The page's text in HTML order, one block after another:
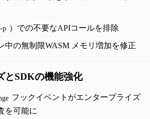
-p ）での不要なAPIコールを排除
中の無制限WASM メモリ増加を修正
とSDKの機能強化
フックイベントがエンタープライズ
を可能に